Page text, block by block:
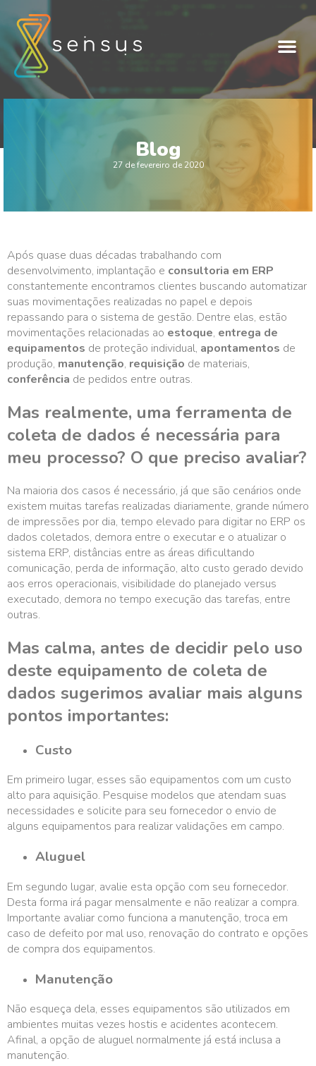
Blog
27 de fevereiro de 2020
Após quase duas décadas trabalhando com
desenvolvimento, implantação e consultoria em ERP
constantemente encontramos clientes buscando automatizar
suas movimentações realizadas no papel e depois
repassando para o sistema de gestão. Dentre elas, estão
movimentações relacionadas ao estoque, entrega de
equipamentos de proteção individual, apontamentos de
produção, manutenção, requisição de materiais,
conferência de pedidos entre outras.
Mas realmente, uma ferramenta de
coleta de dados é necessária para
meu processo? O que preciso avaliar?
Na maioria dos casos é necessário, já que são cenários onde
existem muitas tarefas realizadas diariamente, grande número
de impressões por dia, tempo elevado para digitar no ERP os
dados coletados, demora entre o executar e o atualizar o
sistema ERP, distâncias entre as áreas dificultando
comunicação, perda de informação, alto custo gerado devido
aos erros operacionais, visibilidade do planejado versus
executado, demora no tempo execução das tarefas, entre
outras.
Mas calma, antes de decidir pelo uso
deste equipamento de coleta de
dados sugerimos avaliar mais alguns
pontos importantes:
Custo
Em primeiro lugar, esses são equipamentos com um custo
alto para aquisição. Pesquise modelos que atendam suas
necessidades e solicite para seu fornecedor o envio de
alguns equipamentos para realizar validações em campo.
Aluguel
Em segundo lugar, avalie esta opção com seu fornecedor.
Desta forma irá pagar mensalmente e não realizar a compra.
Importante avaliar como funciona a manutenção, troca em
caso de defeito por mal uso, renovação do contrato e opções
de compra dos equipamentos.
Manutenção
Não esqueça dela, esses equipamentos são utilizados em
ambientes muitas vezes hostis e acidentes acontecem.
Afinal, a opção de aluguel normalmente já está inclusa a
manutenção.